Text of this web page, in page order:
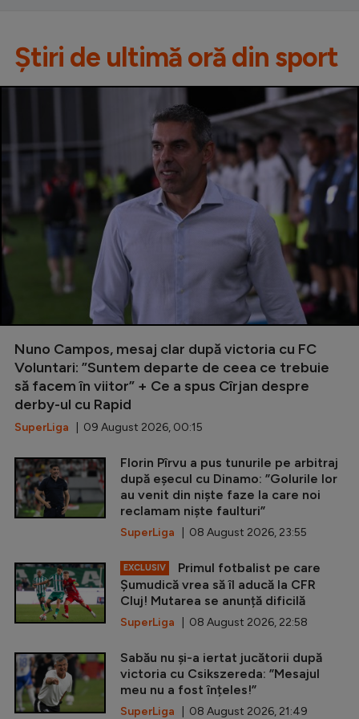
Știri de ultimă oră din sport
Nuno Campos, mesaj clar după victoria cu FC
Voluntari: ”Suntem departe de ceea ce trebuie
să facem în viitor” + Ce a spus Cîrjan despre
derby-ul cu Rapid
SuperLiga | 09 August 2026, 00:15
Florin Pîrvu a pus tunurile pe arbitraj
după eșecul cu Dinamo: ”Golurile lor
au venit din niște faze la care noi
reclamam niște faulturi”
SuperLiga | 08 August 2026, 23:55
EXCLUSIV
Primul fotbalist pe care
Șumudică vrea să îl aducă la CFR
Cluj! Mutarea se anunță dificilă
SuperLiga | 08 August 2026, 22:58
Sabău nu și-a iertat jucătorii după
victoria cu Csikszereda: ”Mesajul
meu nu a fost înțeles!”
SuperLiga | 08 August 2026, 21:49